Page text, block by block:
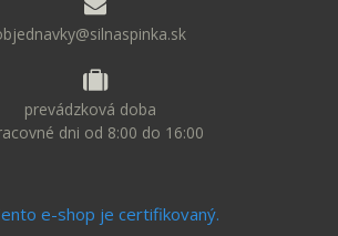
prevádzková doba
dni od 8:00 do 16:00